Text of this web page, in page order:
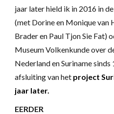
jaar later hield ik in 2016 in
(met Dorine en Monique van
Brader en Paul Tjon Sie Fat)
Museum Volkenkunde over
Nederland en Suriname
afsluiting van het project
jaar later.
EERDER